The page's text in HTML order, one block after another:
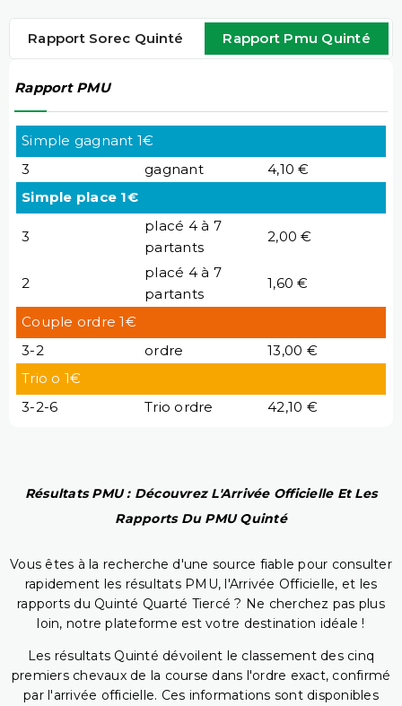
Rapport Sorec Quinté Rapport Pmu Quinté
Rapport PMU
Simple gagnant 1€
3
gagnant
4,10 €
Simple place 1€
3
placé 4 à 7
partants
2,00 €
2
placé 4 à 7
partants
1,60 €
Couple ordre 1€
3-2
ordre
13,00 €
Trio o 1€
3-2-6
Trio ordre 42,10 €
Résultats PMU : Découvrez L'Arrivée Officielle Et Les
Rapports Du PMU Quinté
Vous êtes à la recherche d'une source fiable pour consulter
rapidement les résultats PMU, l'Arrivée Officielle, et les
rapports du Quinté Quarté Tiercé ? Ne cherchez pas plus
loin, notre plateforme est votre destination idéale !
Les résultats Quinté dévoilent le classement des cinq
premiers chevaux de la course dans l'ordre exact, confirmé
par l'arrivée officielle. Ces informations sont disponibles